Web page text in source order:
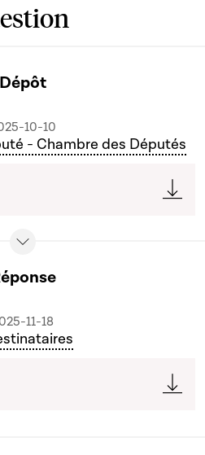
Dépôt
10-10
- Chambre des Députés
11-18